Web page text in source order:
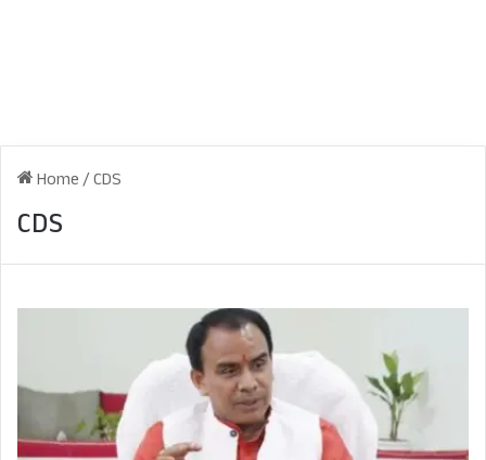
Home/CDS
CDS